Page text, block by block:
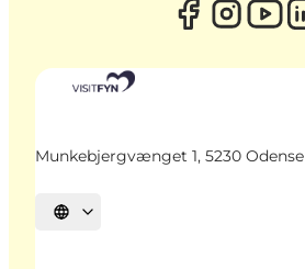
Munkebjergvænget 1, 5230 Odense
Sprache auswählen